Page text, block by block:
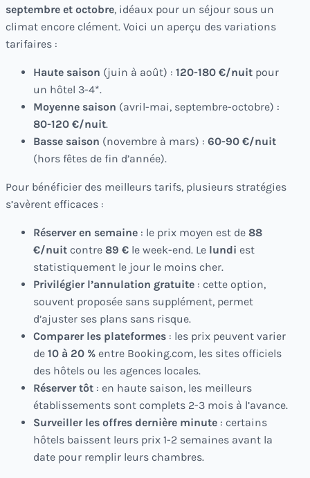
septembre et octobre, idéaux pour un séjour sous un
climat encore clément. Voici un aperçu des variations
tarifaires :
Haute saison (juin à août) : 120-180 €/nuit pour
un hôtel 3-4*.
Moyenne saison (avril-mai, septembre-octobre) :
80-120 €/nuit.
Basse saison (novembre à mars) : 60-90 €/nuit
(hors fêtes de fin d’année).
Pour bénéficier des meilleurs tarifs, plusieurs stratégies
s’avèrent efficaces :
Réserver en semaine : le prix moyen est de 88
€/nuit contre 89 € le week-end. Le lundi est
statistiquement le jour le moins cher.
Privilégier l’annulation gratuite : cette option,
souvent proposée sans supplément, permet
d’ajuster ses plans sans risque.
Comparer les plateformes : les prix peuvent varier
de 10 à 20 % entre Booking.com, les sites officiels
des hôtels ou les agences locales.
Réserver tôt : en haute saison, les meilleurs
établissements sont complets 2-3 mois à l’avance.
Surveiller les offres dernière minute : certains
hôtels baissent leurs prix 1-2 semaines avant la
date pour remplir leurs chambres.